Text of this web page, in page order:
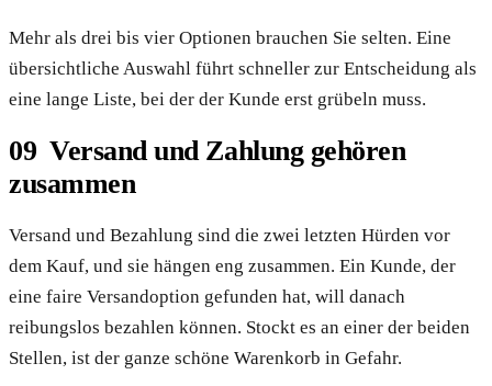
Mehr als drei bis vier Optionen brauchen Sie selten. Eine
übersichtliche Auswahl führt schneller zur Entscheidung als
eine lange Liste, bei der der Kunde erst grübeln muss.
Versand und Zahlung gehören
zusammen
Versand und Bezahlung sind die zwei letzten Hürden vor
dem Kauf, und sie hängen eng zusammen. Ein Kunde, der
eine faire Versandoption gefunden hat, will danach
reibungslos bezahlen können. Stockt es an einer der beiden
Stellen, ist der ganze schöne Warenkorb in Gefahr.